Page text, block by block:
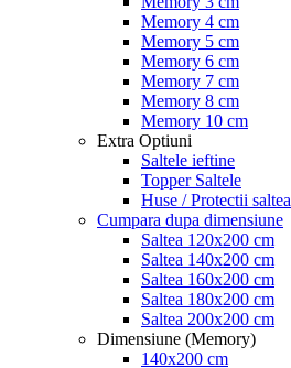
Memory 4 cm
Memory 5 cm
Memory 6 cm
Memory 7 cm
Memory 8 cm
Memory 10 cm
Extra Optiuni
Saltele ieftine
Topper Saltele
Huse / Protectii saltea
Cumpara dupa dimensiune
Saltea 120x200 cm
Saltea 140x200 cm
Saltea 160x200 cm
Saltea 180x200 cm
Saltea 200x200 cm
Dimensiune (Memory)
140x200 cm